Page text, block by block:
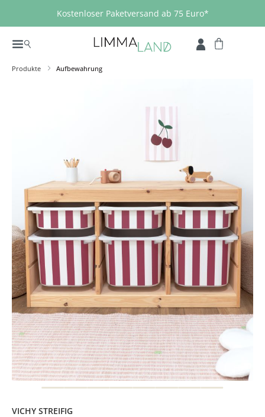
Zum Hauptinhalt springen
Kostenloser Paketversand ab 75 Euro*
Produkte Aufbewahrung
VICHY STREIFIG